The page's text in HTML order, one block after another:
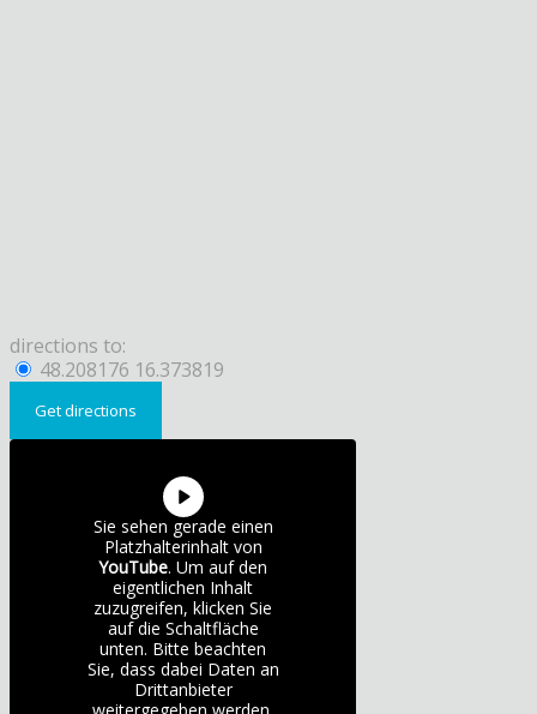
directions to:
48.208176 16.373819
Sie sehen gerade einen
Platzhalterinhalt von
YouTube. Um auf den
eigentlichen Inhalt
zuzugreifen, klicken Sie
auf die Schaltfläche
unten. Bitte beachten
Sie, dass dabei Daten an
Drittanbieter